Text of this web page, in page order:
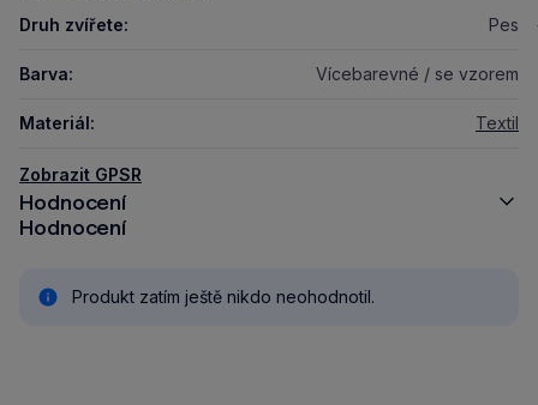
Druh zvířete: Pes
Barva: Vícebarevné / se vzorem
Materiál: Textil
Zobrazit GPSR
Hodnocení
Hodnocení
Produkt zatím ještě nikdo neohodnotil.